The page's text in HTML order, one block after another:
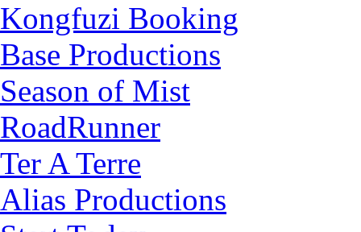
Kongfuzi Booking
Base Productions
Season of Mist
RoadRunner
Ter A Terre
Alias Productions